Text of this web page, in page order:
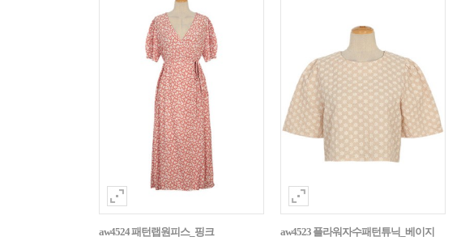
aw4524 패턴랩원피스_핑크 aw4523 플라워자수패턴튜닉_베이지